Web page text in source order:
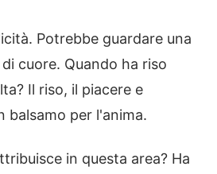
Potrebbe guardare una
cuore. Quando ha riso
Il riso, il piacere e
balsamo per l'anima.
in questa area? Ha